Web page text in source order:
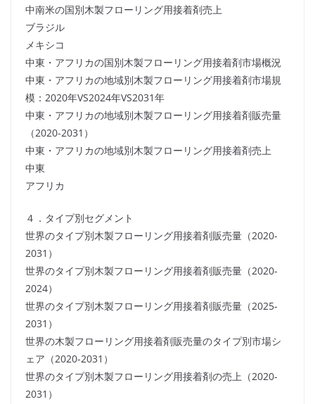
中南米の国別木製フローリング用接着剤売上
ブラジル
メキシコ
中東・アフリカの国別木製フローリング用接着剤市場概況
中東・アフリカの地域別木製フローリング用接着剤市場規
模：2020年VS2024年VS2031年
中東・アフリカの地域別木製フローリング用接着剤販売量
（2020-2031）
中東・アフリカの地域別木製フローリング用接着剤売上
中東
アフリカ
４．タイプ別セグメント
世界のタイプ別木製フローリング用接着剤販売量（2020-
2031）
世界のタイプ別木製フローリング用接着剤販売量（2020-
2024）
世界のタイプ別木製フローリング用接着剤販売量（2025-
2031）
世界の木製フローリング用接着剤販売量のタイプ別市場シ
ェア（2020-2031）
世界のタイプ別木製フローリング用接着剤の売上（2020-
2031）